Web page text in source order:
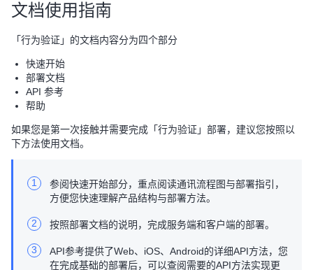
文档使用指南
「行为验证」的文档内容分为四个部分
快速开始
部署文档
API 参考
帮助
如果您是第一次接触并需要完成「行为验证」部署，建议您按照以
下方法使用文档。
1
参阅快速开始部分，重点阅读通讯流程图与部署指引，
方便您快速理解产品结构与部署方法。
2 按照部署文档的说明，完成服务端和客户端的部署。
3
API参考提供了Web、iOS、Android的详细API方法，您
在完成基础的部署后，可以查阅需要的API方法实现更